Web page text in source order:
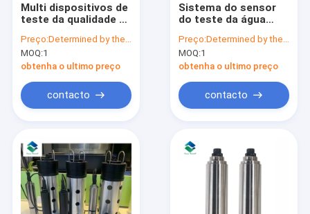
Produtos
Sobre nós
Multi dispositivos de
teste da qualidade de
da qualidade de água
do parâmetro
Preço:Determined by the number of specific orders
MOQ:1
obtenha o ultimo preço
contacto
Sistema do sensor
do teste da água
do analisador da
qualidade de água do
multiparâmetro
Preço:Determined by the number of specific orders
MOQ:1
obtenha o ultimo preço
contacto